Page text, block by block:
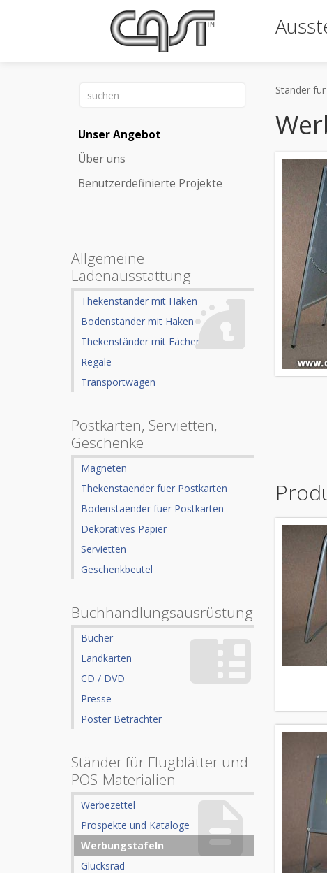
Unser Angebot
Über uns
Benutzerdefinierte Projekte
Allgemeine
Ladenausstattung
Thekenständer mit Haken
Bodenständer mit Haken
Thekenständer mit Fächer
Regale
Transportwagen
Postkarten, Servietten,
Geschenke
Magneten
Thekenstaender fuer Postkarten
Bodenstaender fuer Postkarten
Dekoratives Papier
Servietten
Geschenkbeutel
Buchhandlungsausrüstung
Bücher
Landkarten
CD / DVD
Presse
Poster Betrachter
Ständer für Flugblätter und
POS-Materialien
Werbezettel
Prospekte und Kataloge
Werbungstafeln
Glücksrad
Ständer